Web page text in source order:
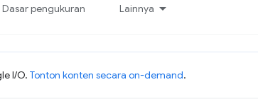
Dasar pengukuran Lainnya
I/O. Tonton konten secara on-demand.